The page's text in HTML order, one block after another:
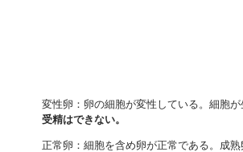
変性卵：卵の細胞が変性している。細胞
受精はできない。
正常卵：細胞を含め卵が正常である。成